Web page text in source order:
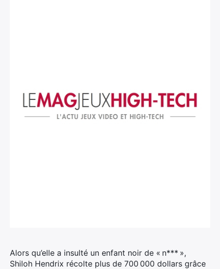
Alors qu’elle a insulté un enfant noir de « n*** »,
Shiloh Hendrix récolte plus de 700 000 dollars grâce